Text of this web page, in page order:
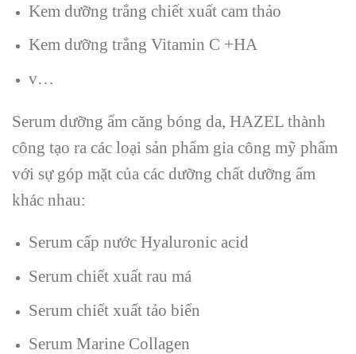
Kem dưỡng trắng chiết xuất cam thảo
Kem dưỡng trắng Vitamin C +HA
v…
Serum dưỡng ẩm căng bóng da, HAZEL thành
công tạo ra các loại sản phẩm gia công mỹ phẩm
với sự góp mặt của các dưỡng chất dưỡng ẩm
khác nhau:
Serum cấp nước Hyaluronic acid
Serum chiết xuất rau má
Serum chiết xuất tảo biển
Serum Marine Collagen